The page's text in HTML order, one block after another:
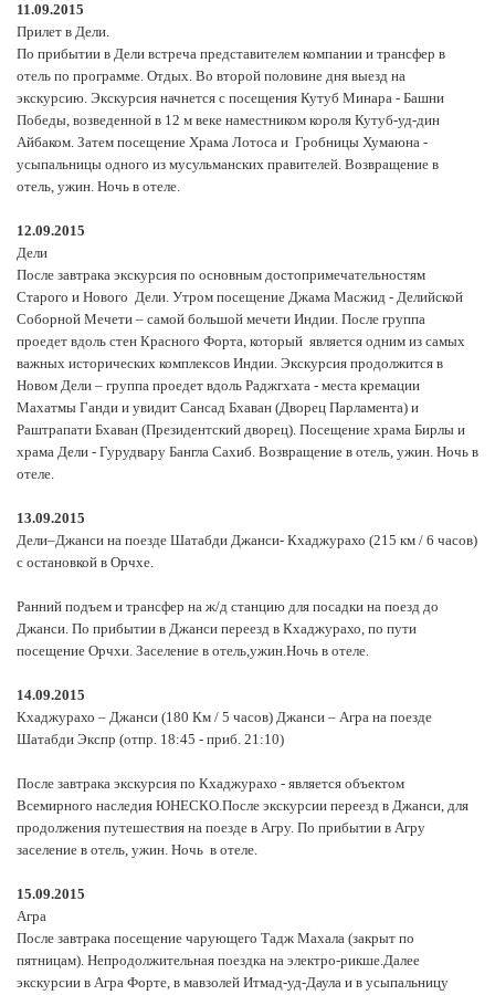
11.09.2015
Прилет в Дели.
По прибытии в Дели встреча представителем компании и трансфер в
отель по программе. Отдых. Во второй половине дня выезд на
экскурсию. Экскурсия начнется с посещения Кутуб Минара - Башни
Победы, возведенной в 12 м веке наместником короля Кутуб-уд-дин
Айбаком. Затем посещение Храма Лотоса и Гробницы Хумаюна -
усыпальницы одного из мусульманских правителей. Возвращение в
отель, ужин. Ночь в отеле.
12.09.2015
Дели
После завтрака экскурсия по основным достопримечательностям
Старого и Нового Дели. Утром посещение Джама Масжид - Делийской
Соборной Мечети – самой большой мечети Индии. После группа
проедет вдоль стен Красного Форта, который является одним из самых
важных исторических комплексов Индии. Экскурсия продолжится в
Новом Дели – группа проедет вдоль Раджгхата - места кремации
Махатмы Ганди и увидит Сансад Бхаван (Дворец Парламента) и
Раштрапати Бхаван (Президентский дворец). Посещение храма Бирлы и
храма Дели - Гурудвару Бангла Сахиб. Возвращение в отель, ужин. Ночь в
отеле.
13.09.2015
Дели–Джанси на поезде Шатабди Джанси- Кхаджурахо (215 км / 6 часов)
с остановкой в Орчхе.
Ранний подъем и трансфер на ж/д станцию для посадки на поезд до
Джанси. По прибытии в Джанси переезд в Кхаджурахо, по пути
посещение Орчхи. Заселение в отель,ужин.Ночь в отеле.
14.09.2015
Кхаджурахо – Джанси (180 Км / 5 часов) Джанси – Агра на поезде
Шатабди Экспр (отпр. 18:45 - приб. 21:10)
После завтрака экскурсия по Кхаджурахо - является объектом
Всемирного наследия ЮНЕСКО.После экскурсии переезд в Джанси, для
продолжения путешествия на поезде в Агру. По прибытии в Агру
заселение в отель, ужин. Ночь в отеле.
15.09.2015
Агра
После завтрака посещение чарующего Тадж Махала (закрыт по
пятницам). Непродолжительная поездка на электро-рикше.Далее
экскурсии в Агра Форте, в мавзолей Итмад-уд-Даула и в усыпальницу